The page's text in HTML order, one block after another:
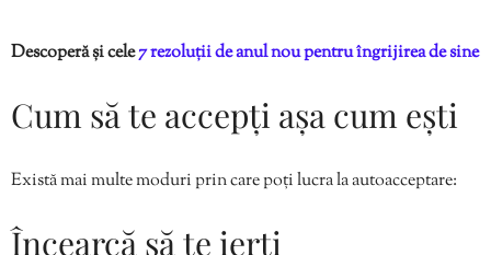
Descoperă și cele7 rezoluții de anul nou pentru îngrijirea de sine
Cum să te accepți așa cum ești
Există mai multe moduri prin care poți lucra la autoacceptare:
Încearcă să te ierți